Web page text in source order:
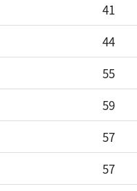
41
44
55
59
57
57